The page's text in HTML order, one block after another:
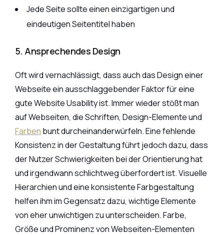
Jede Seite sollte einen einzigartigen und
eindeutigen Seitentitel haben
5. Ansprechendes Design
Oft wird vernachlässigt, dass auch das Design einer
Webseite ein ausschlaggebender Faktor für eine
gute Website Usability ist. Immer wieder stößt man
auf Webseiten, die Schriften, Design-Elemente und
Farben bunt durcheinanderwürfeln. Eine fehlende
Konsistenz in der Gestaltung führt jedoch dazu, dass
der Nutzer Schwierigkeiten bei der Orientierung hat
und irgendwann schlichtweg überfordert ist. Visuelle
Hierarchien und eine konsistente Farbgestaltung
helfen ihm im Gegensatz dazu, wichtige Elemente
von eher unwichtigen zu unterscheiden. Farbe,
Größe und Prominenz von Webseiten-Elementen